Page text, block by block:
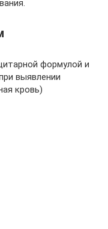
формулой и
выявлении
кровь)